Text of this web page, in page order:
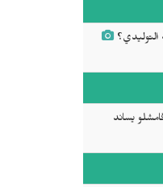
التوليدي؟
يساند